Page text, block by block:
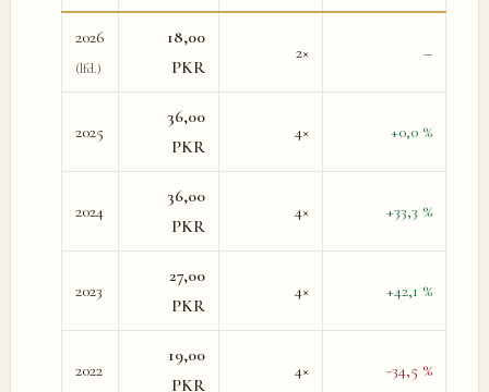
2026
(lfd.)
18,00
PKR
2× –
2025
36,00
PKR
4× +0,0 %
2024
36,00
PKR
4× +33,3 %
2023
27,00
PKR
4× +42,1 %
2022
19,00
PKR
4× -34,5 %